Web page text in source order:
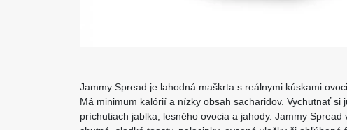
Jammy Spread je lahodná maškrta s reálnymi kúskami
Má minimum kalórií a nízky obsah sacharidov. Vychutnať si
príchutiach jablka, lesného ovocia a jahody. Jammy